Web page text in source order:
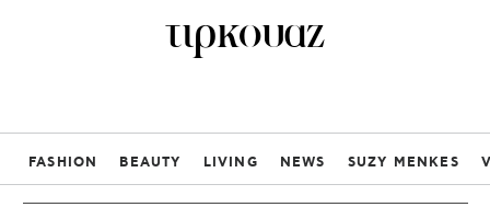
τιρκουαζ
FASHION BEAUTY LIVING NEWS SUZY MENKES